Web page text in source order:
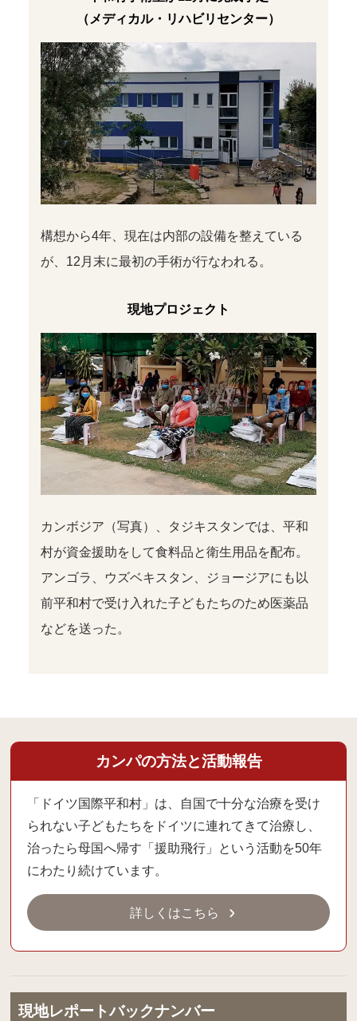
（メディカル・リハビリセンター）
構想から4年、現在は内部の設備を整えている
が、12月末に最初の手術が行なわれる。
現地プロジェクト
カンボジア（写真）、タジキスタンでは、平和
村が資金援助をして食料品と衛生用品を配布。
アンゴラ、ウズベキスタン、ジョージアにも以
前平和村で受け入れた子どもたちのため医薬品
などを送った。
カンパの方法と活動報告
「ドイツ国際平和村」は、自国で十分な治療を受け
られない子どもたちをドイツに連れてきて治療し、
治ったら母国へ帰す「援助飛行」という活動を50年
にわたり続けています。
詳しくはこちら
現地レポートバックナンバー